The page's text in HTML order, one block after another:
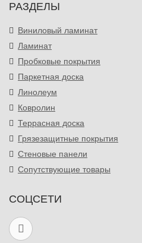
РАЗДЕЛЫ
Виниловый ламинат
Ламинат
Пробковые покрытия
Паркетная доска
Линолеум
Ковролин
Террасная доска
Грязезащитные покрытия
Стеновые панели
Сопутствующие товары
СОЦСЕТИ